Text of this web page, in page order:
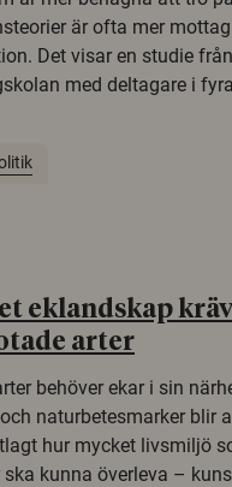
är ofta mer
Det visar en studie från
med deltagare i
eklandskap
arter
behöver ekar i sin
naturbetesmarker blir
hur mycket livsmiljö
ska kunna överleva –